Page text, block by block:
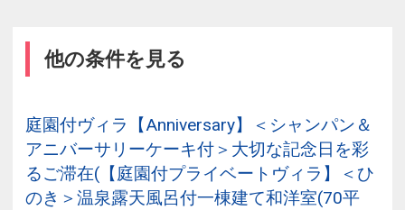
他の条件を見る
庭園付ヴィラ【Anniversary】＜シャンパン＆
アニバーサリーケーキ付＞大切な記念日を彩
るご滞在(【庭園付プライベートヴィラ】＜ひ
のき＞温泉露天風呂付一棟建て和洋室(70平